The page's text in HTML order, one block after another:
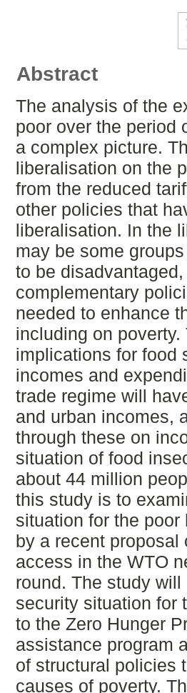
Abstract
The analysis of the
poor over the period
a complex picture.
liberalisation on the
from the reduced
other policies that
liberalisation. In the
may be some
to be
complementary
needed to enhance
including on
implications for food
incomes and
trade regime will
and urban incomes,
through these on
situation of food
about 44 million
this study is to
situation for the
by a recent proposal
access in the WTO
round. The study
security situation for
to the Zero Hunger
assistance program
of structural policies
causes of poverty.